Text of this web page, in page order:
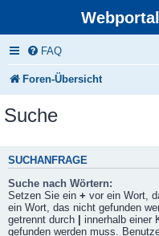
FAQ
Foren-Übersicht
Suche
SUCHANFRAGE
Suche nach Wörtern:
Setzen Sie ein + vor ein Wort,
ein Wort, das nicht gefunden
getrennt durch | innerhalb einer
gefunden werden muss.